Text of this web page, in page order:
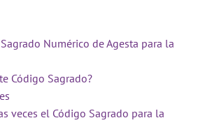
Numérico de Agesta para la
Código Sagrado?
veces el Código Sagrado para la